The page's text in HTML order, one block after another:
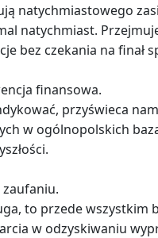
natychmiastowego
natychmiast.
bez czekania na finał
finansowa.
przyświeca
w ogólnopolskich
to przede
w odzyskiwaniu